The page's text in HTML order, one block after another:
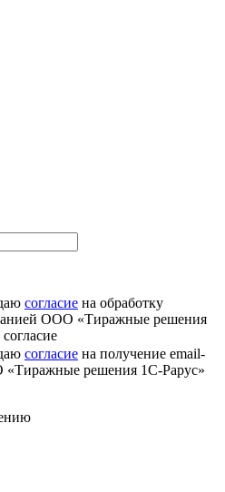
согласие на обработку
ООО «Тиражные решения
согласие на получение email-
решения 1С-Рарус»